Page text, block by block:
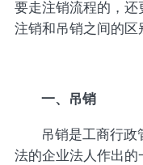
要走注销流程的，还
注销和吊销之间的区
一、吊销
吊销是工商行政
法的企业法人作出